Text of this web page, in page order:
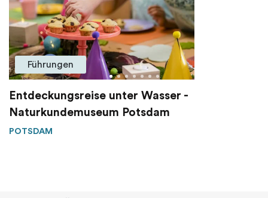
Führungen
Entdeckungsreise unter Wasser -
Naturkundemuseum Potsdam
POTSDAM